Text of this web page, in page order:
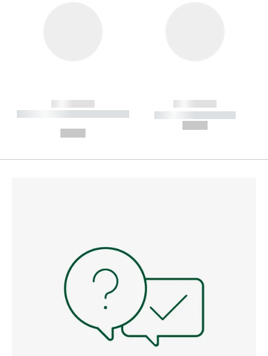
------------
----------- ----------- --------
------------
----------- -----------